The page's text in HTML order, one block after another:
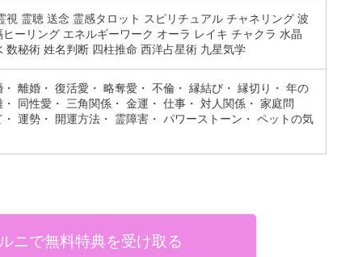
視 霊聴 送念 霊感タロット スピリチュアル チャネリング 波
ーリング エネルギーワーク オーラ レイキ チャクラ 水晶
数秘術 姓名判断 四柱推命 西洋占星術 九星気学
離婚・ 復活愛・ 略奪愛・ 不倫・ 縁結び・ 縁切り・ 年の
・ 同性愛・ 三角関係・ 金運・ 仕事・ 対人関係・ 家庭問
・ 運勢・ 開運方法・ 霊障害・ パワーストーン・ ペットの気
ニで無料特典を受け取る